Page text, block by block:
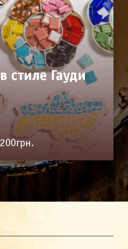
стиле Гауди